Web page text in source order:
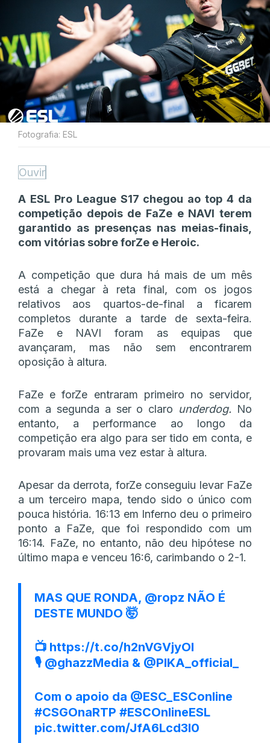
Fotografia: ESL
Ouvir
A ESL Pro League S17 chegou ao top 4 da
competição depois de FaZe e NAVI terem
garantido as presenças nas meias-finais,
com vitórias sobre forZe e Heroic.
A competição que dura há mais de um mês
está a chegar à reta final, com os jogos
relativos aos quartos-de-final a ficarem
completos durante a tarde de sexta-feira.
FaZe e NAVI foram as equipas que
avançaram, mas não sem encontrarem
oposição à altura.
FaZe e forZe entraram primeiro no servidor,
com a segunda a ser o claro underdog. No
entanto, a performance ao longo da
competição era algo para ser tido em conta, e
provaram mais uma vez estar à altura.
Apesar da derrota, forZe conseguiu levar FaZe
a um terceiro mapa, tendo sido o único com
pouca história. 16:13 em Inferno deu o primeiro
ponto a FaZe, que foi respondido com um
16:14. FaZe, no entanto, não deu hipótese no
último mapa e venceu 16:6, carimbando o 2-1.
MAS QUE RONDA, @ropz NÃO É
DESTE MUNDO 🤯
📺 https://t.co/h2nVGVjyOI
🎙️ @ghazzMedia & @PIKA_official_
Com o apoio da @ESC_ESConline
#CSGOnaRTP #ESCOnlineESL
pic.twitter.com/JfA6Lcd3l0